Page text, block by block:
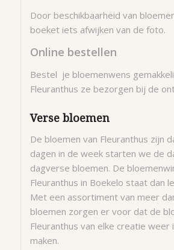
Door beschikbaarheid van
boeket iets afwijken van de foto.
Online bestellen
Bestel je bloemenwens
Fleuranthus ze bezorgen bij de
Verse bloemen
De bloemen van Fleuranthus zijn
dagen in de week starten we de
dagverse bloemen. De
Fleuranthus in Boekelo staat dan
Met een assortiment van meer
bloemen zorgen er voor dat de
Fleuranthus van elke creatie
maken.